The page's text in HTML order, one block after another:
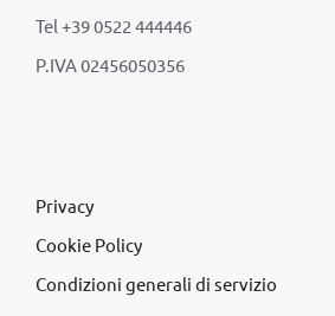
Tel +39 0522 444446
P.IVA 02456050356
Privacy
Cookie Policy
Condizioni generali di servizio